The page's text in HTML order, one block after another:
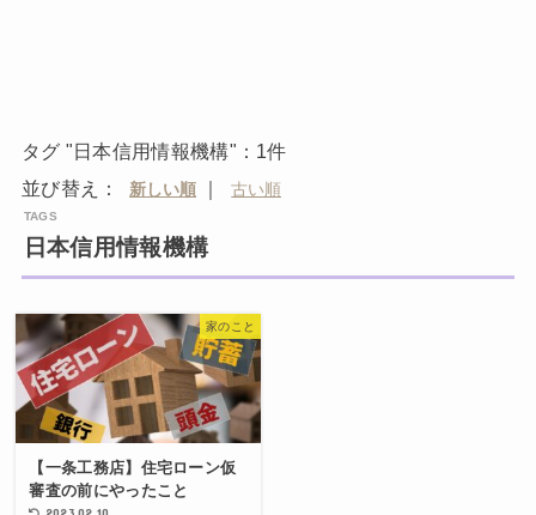
タグ "日本信用情報機構"：1件
並び替え：
｜
日本信用情報機構
家のこと
【一条工務店】住宅ローン仮
審査の前にやったこと